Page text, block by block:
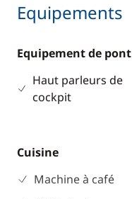
Equipements
Equipement de pont
Haut parleurs de
cockpit
Cuisine
Machine à café